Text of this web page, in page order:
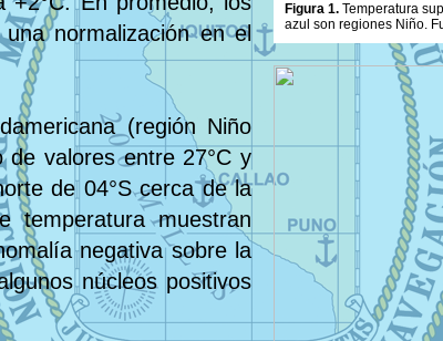
normalización en el
(región Niño
valores entre 27°C y
de 04°S cerca de la
temperatura muestran
negativa sobre la
núcleos positivos
Figura 1. Temperatura
azul son regiones Niño.